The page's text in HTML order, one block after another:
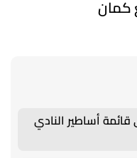
كمان
أساطير النادي